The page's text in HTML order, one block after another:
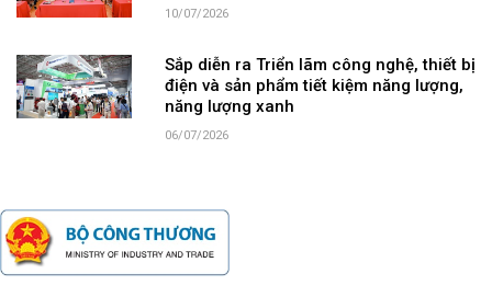
10/07/2026
Sắp diễn ra Triển lãm công nghệ, thiết bị
điện và sản phẩm tiết kiệm năng lượng,
năng lượng xanh
06/07/2026